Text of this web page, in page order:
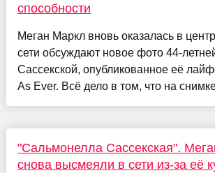
способности
Меган Маркл вновь оказалась в
сети обсуждают новое фото 44-
Сассекской, опубликованное её
As Ever. Всё дело в том, что на
"Сальмонелла Сассекская".
снова высмеяли в сети из-за её